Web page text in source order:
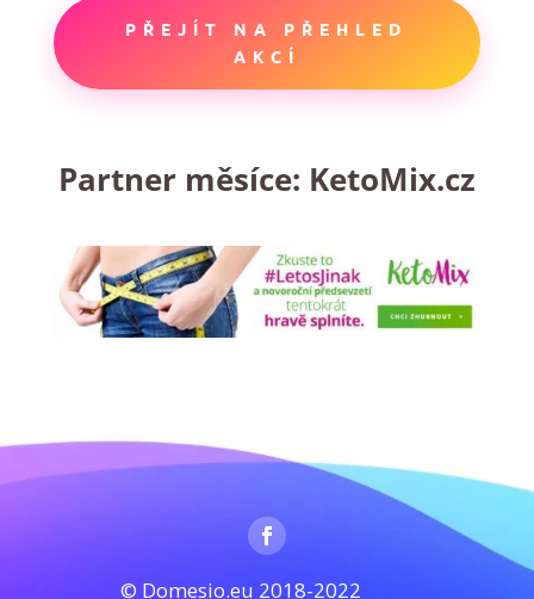
PŘEJÍT NA PŘEHLED
AKCÍ
Partner měsíce: KetoMix.cz
© Domesio.eu 2018-2022